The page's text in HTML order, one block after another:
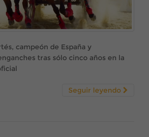
campeón de España y
tras sólo cinco años en la
Seguir leyendo